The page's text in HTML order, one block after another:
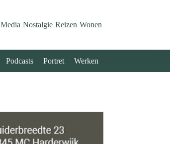
Media Nostalgie Reizen Wonen
Podcasts Portret Werken